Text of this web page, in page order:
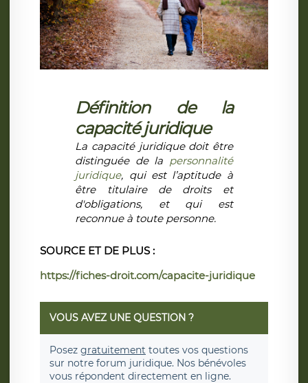
Définition de la
capacité juridique
La capacité juridique doit être
distinguée de la personnalité
juridique, qui est l’aptitude à
être titulaire de droits et
d'obligations, et qui est
reconnue à toute personne.
SOURCE ET DE PLUS :
https://fiches-droit.com/capacite-juridique
VOUS AVEZ UNE QUESTION ?
Posez gratuitement toutes vos questions
sur notre forum juridique. Nos bénévoles
vous répondent directement en ligne.